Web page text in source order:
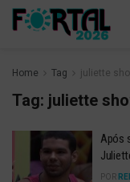
Home Tag juliette
Tag: juliette
Após
POR